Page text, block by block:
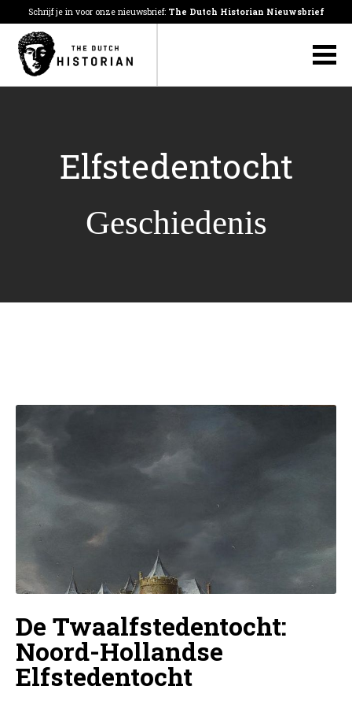
Schrijf je in voor onze nieuwsbrief: The Dutch Historian Nieuwsbrief
Elfstedentocht
Geschiedenis
De Twaalfstedentocht:
Noord-Hollandse
Elfstedentocht